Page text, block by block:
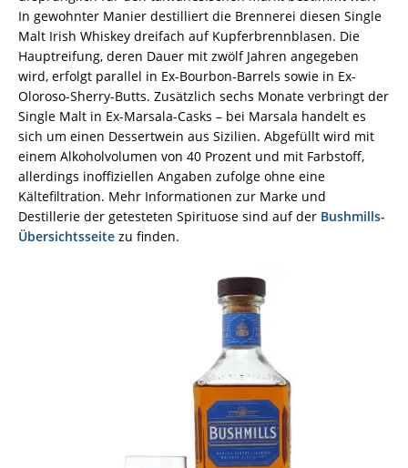
In gewohnter Manier destilliert die Brennerei diesen Single
Malt Irish Whiskey dreifach auf Kupferbrennblasen. Die
Hauptreifung, deren Dauer mit zwölf Jahren angegeben
wird, erfolgt parallel in Ex-Bourbon-Barrels sowie in Ex-
Oloroso-Sherry-Butts. Zusätzlich sechs Monate verbringt der
Single Malt in Ex-Marsala-Casks – bei Marsala handelt es
sich um einen Dessertwein aus Sizilien. Abgefüllt wird mit
einem Alkoholvolumen von 40 Prozent und mit Farbstoff,
allerdings inoffiziellen Angaben zufolge ohne eine
Kältefiltration. Mehr Informationen zur Marke und
Destillerie der getesteten Spirituose sind auf der Bushmills-
Übersichtsseite zu finden.